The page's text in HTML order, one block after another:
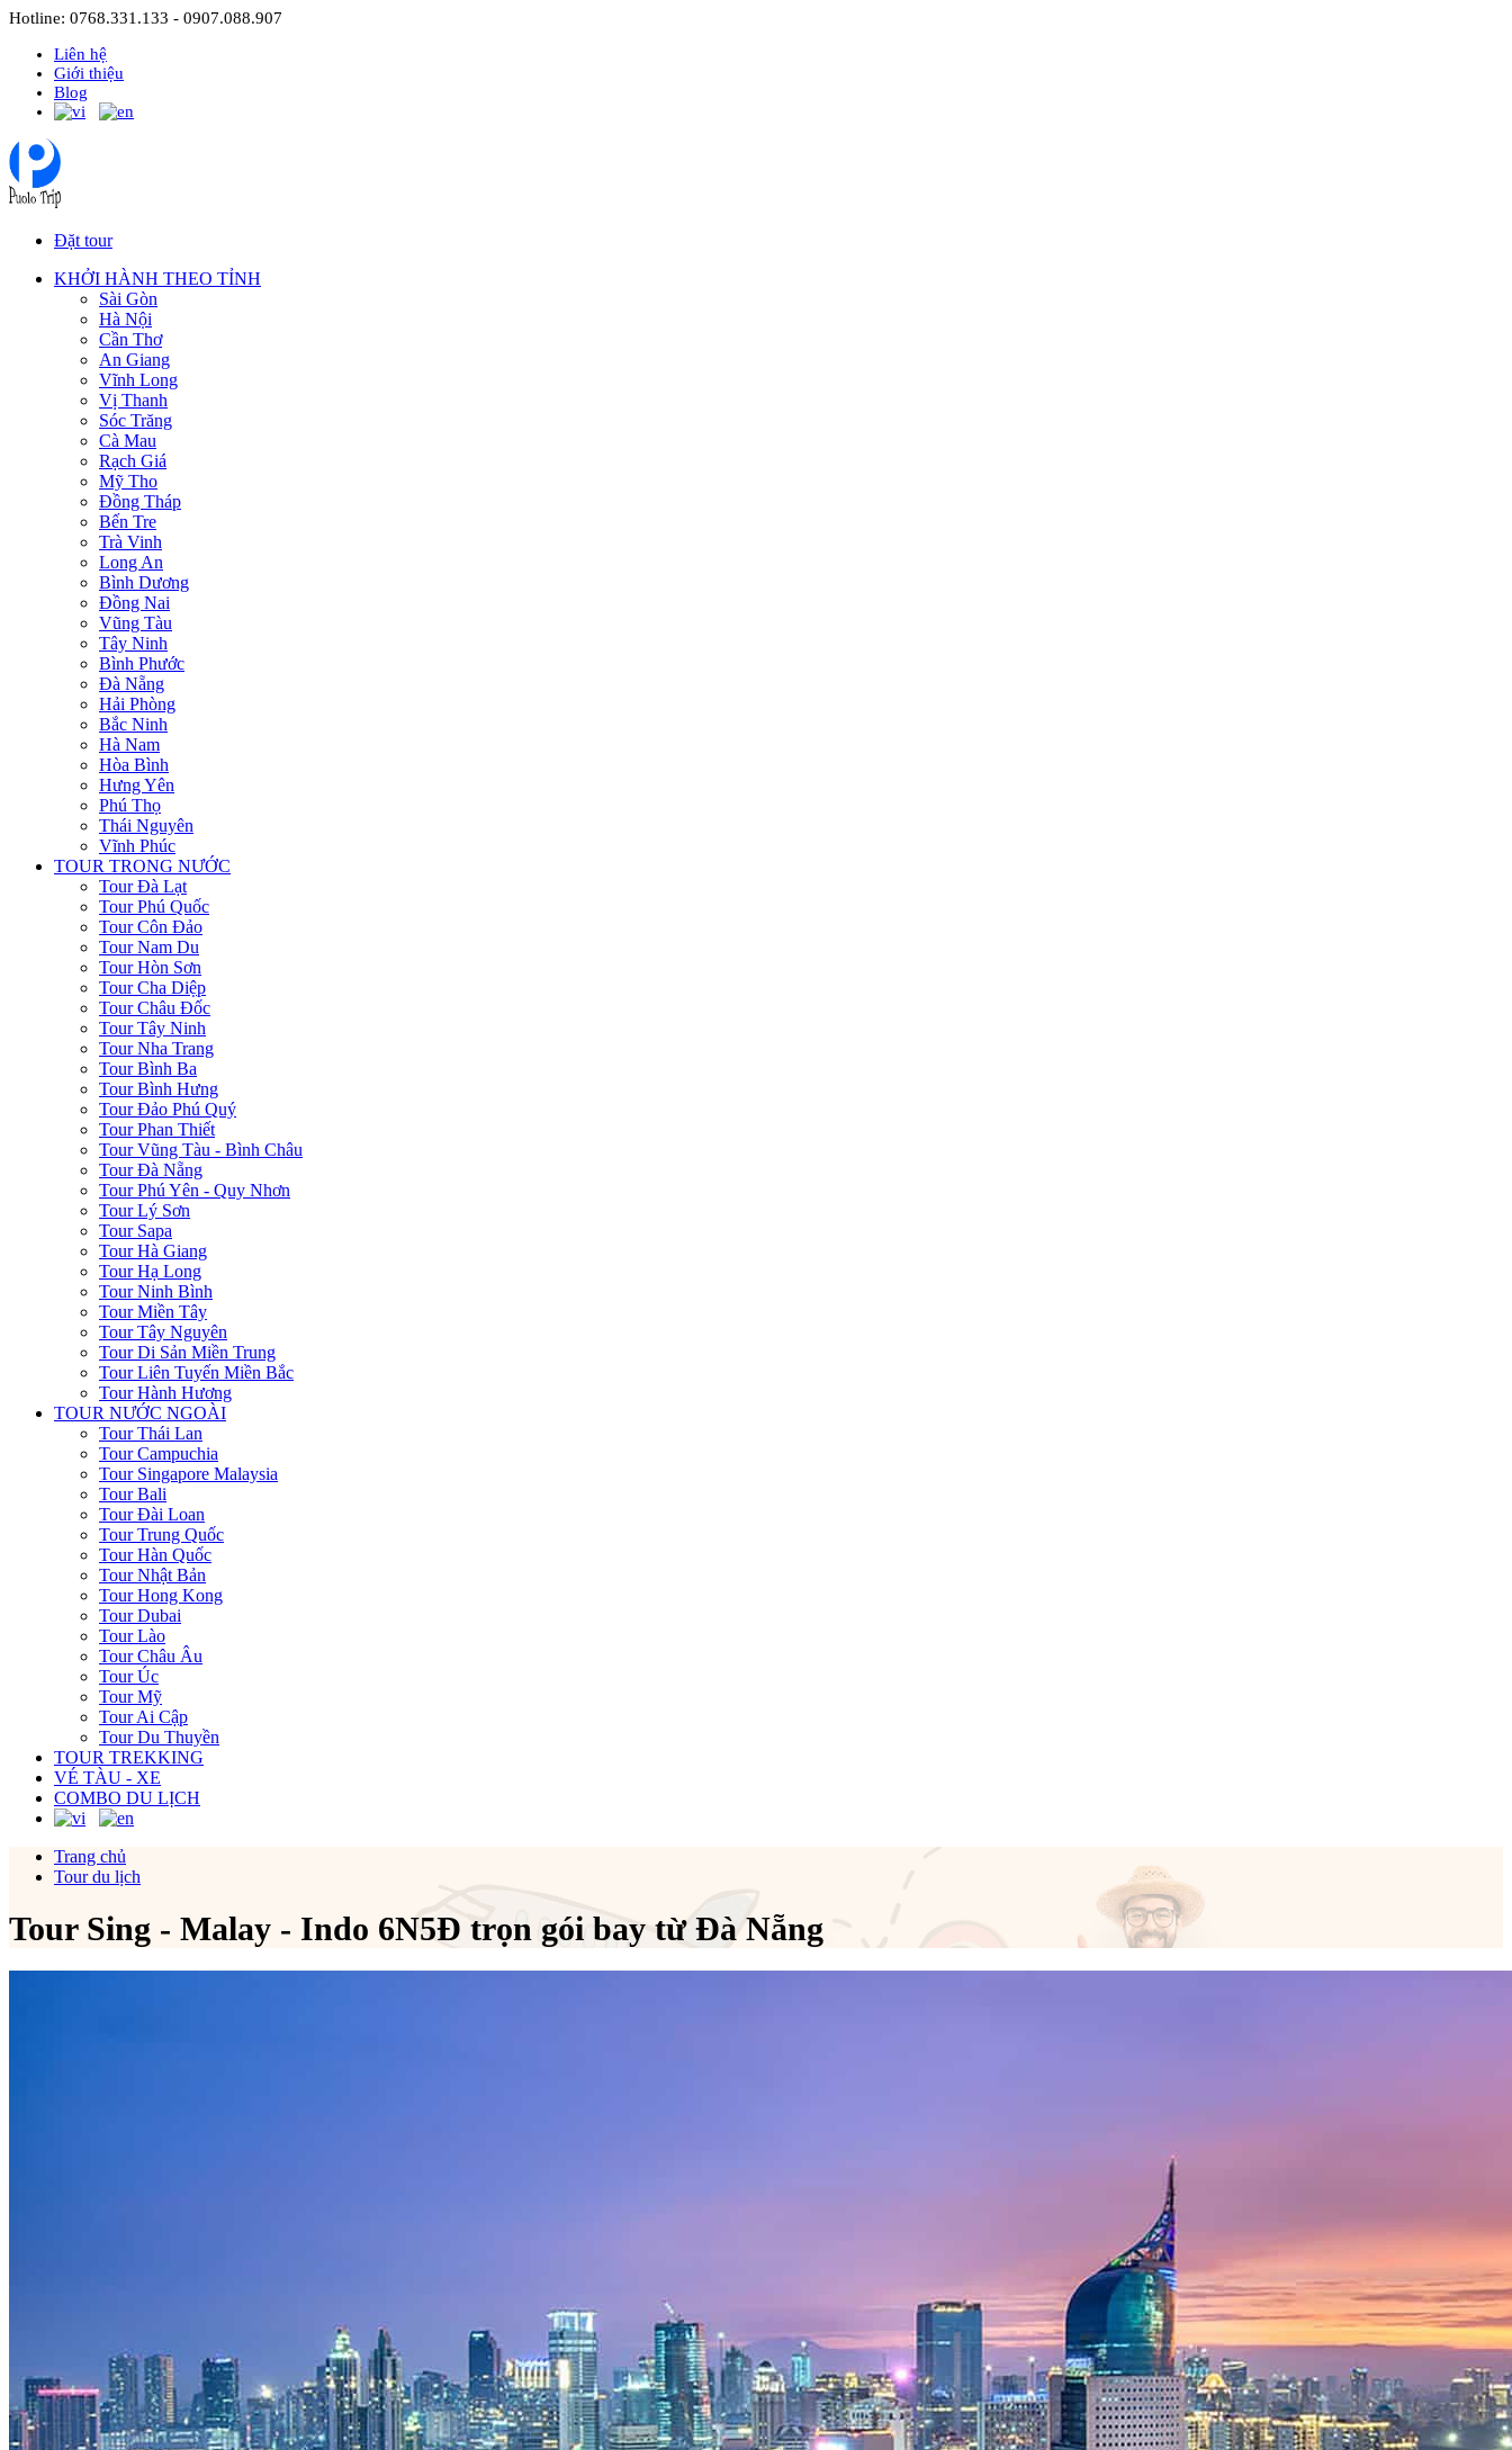
Hotline: 0768.331.133 - 0907.088.907
Liên hệ
Giới thiệu
Blog
Đặt tour
KHỞI HÀNH THEO TỈNH
Sài Gòn
Hà Nội
Cần Thơ
An Giang
Vĩnh Long
Vị Thanh
Sóc Trăng
Cà Mau
Rạch Giá
Mỹ Tho
Đồng Tháp
Bến Tre
Trà Vinh
Long An
Bình Dương
Đồng Nai
Vũng Tàu
Tây Ninh
Bình Phước
Đà Nẵng
Hải Phòng
Bắc Ninh
Hà Nam
Hòa Bình
Hưng Yên
Phú Thọ
Thái Nguyên
Vĩnh Phúc
TOUR TRONG NƯỚC
Tour Đà Lạt
Tour Phú Quốc
Tour Côn Đảo
Tour Nam Du
Tour Hòn Sơn
Tour Cha Diệp
Tour Châu Đốc
Tour Tây Ninh
Tour Nha Trang
Tour Bình Ba
Tour Bình Hưng
Tour Đảo Phú Quý
Tour Phan Thiết
Tour Vũng Tàu - Bình Châu
Tour Đà Nẵng
Tour Phú Yên - Quy Nhơn
Tour Lý Sơn
Tour Sapa
Tour Hà Giang
Tour Hạ Long
Tour Ninh Bình
Tour Miền Tây
Tour Tây Nguyên
Tour Di Sản Miền Trung
Tour Liên Tuyến Miền Bắc
Tour Hành Hương
TOUR NƯỚC NGOÀI
Tour Thái Lan
Tour Campuchia
Tour Singapore Malaysia
Tour Bali
Tour Đài Loan
Tour Trung Quốc
Tour Hàn Quốc
Tour Nhật Bản
Tour Hong Kong
Tour Dubai
Tour Lào
Tour Châu Âu
Tour Úc
Tour Mỹ
Tour Ai Cập
Tour Du Thuyền
TOUR TREKKING
VÉ TÀU - XE
COMBO DU LỊCH
Trang chủ
Tour du lịch
Tour Sing - Malay - Indo 6N5Đ trọn gói bay từ Đà Nẵng